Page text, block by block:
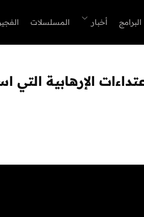
البرامج أخبار المسلسلات
الإرهابية